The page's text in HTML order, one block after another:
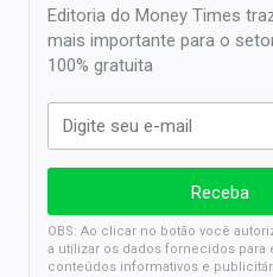
Editoria do Money Times
mais importante para o
100% gratuita
OBS: Ao clicar no botão você
a utilizar os dados fornecidos para
conteúdos informativos e